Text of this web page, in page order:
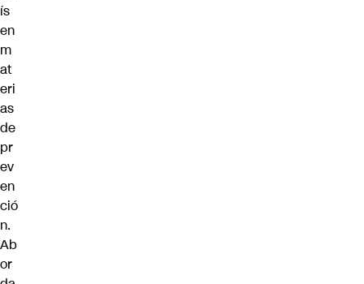
ís
en
m
at
eri
as
de
pr
ev
en
ció
n.
Ab
or